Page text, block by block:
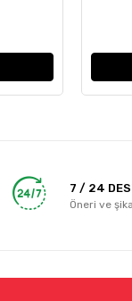
7 / 24
Öneri ve